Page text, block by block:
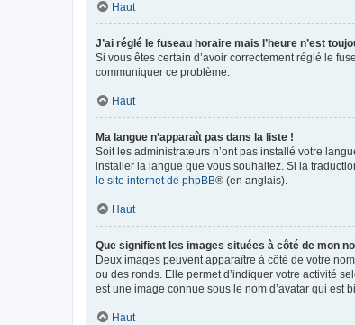
Haut
J’ai réglé le fuseau horaire mais l’heure n’est
Si vous êtes certain d’avoir correctement réglé le
communiquer ce problème.
Haut
Ma langue n’apparaît pas dans la liste !
Soit les administrateurs n’ont pas installé votre
installer la langue que vous souhaitez. Si la
le site internet de phpBB® (en anglais).
Haut
Que signifient les images situées à côté de mon
Deux images peuvent apparaître à côté de votre
ou des ronds. Elle permet d’indiquer votre activité
est une image connue sous le nom d’avatar qui est
Haut